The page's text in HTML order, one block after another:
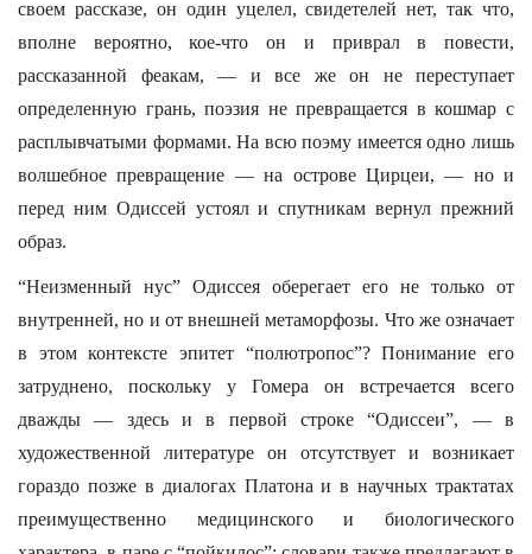
своем рассказе, он один уцелел, свидетелей нет, так что,
вполне вероятно, кое-что он и приврал в повести,
рассказанной феакам, — и все же он не переступает
определенную грань, поэзия не превращается в кошмар с
расплывчатыми формами. На всю поэму имеется одно лишь
волшебное превращение — на острове Цирцеи, — но и
перед ним Одиссей устоял и спутникам вернул прежний
образ.
“Неизменный нус” Одиссея оберегает его не только от
внутренней, но и от внешней метаморфозы. Что же означает
в этом контексте эпитет “полютропос”? Понимание его
затруднено, поскольку у Гомера он встречается всего
дважды — здесь и в первой строке “Одиссеи”, — в
художественной литературе он отсутствует и возникает
гораздо позже в диалогах Платона и в научных трактатах
преимущественно медицинского и биологического